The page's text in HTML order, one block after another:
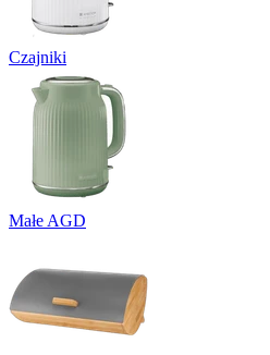
Czajniki
Małe AGD